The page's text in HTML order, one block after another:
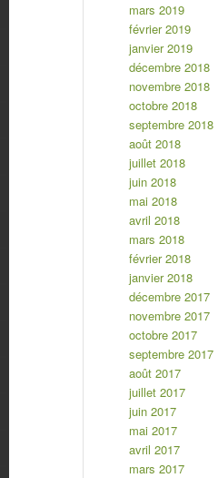
mars 2019
février 2019
janvier 2019
décembre 2018
novembre 2018
octobre 2018
septembre 2018
août 2018
juillet 2018
juin 2018
mai 2018
avril 2018
mars 2018
février 2018
janvier 2018
décembre 2017
novembre 2017
octobre 2017
septembre 2017
août 2017
juillet 2017
juin 2017
mai 2017
avril 2017
mars 2017